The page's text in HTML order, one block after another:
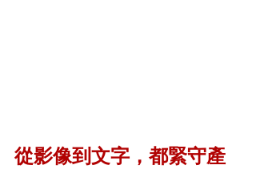
從影像到文字，都緊守產